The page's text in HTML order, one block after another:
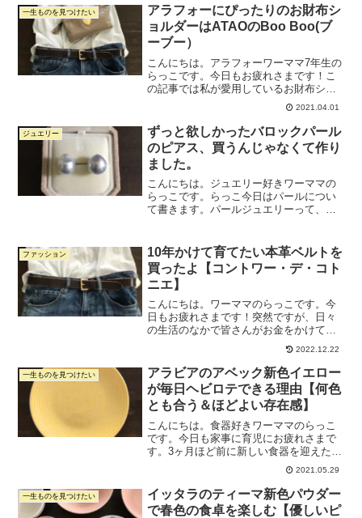
エリーを買おうかな～」と妄想するのが
毎日の楽しみです。それで...
一生ものを見つけたい
アラフォーにぴったりのお財布シ
ョルダーはATAOのBoo Boo(ブ
ーブー）
こんにちは。アラフォーワーママ7年生の
らっこです。今日もお疲れさまです！こ
の記事では私が愛用しているお財布ショ
ルダー、ATAOのBoo Boo（ブーブー）に
ついて書きます。↓こちらのお財布ショル
ダーです。子どもが小さい時期、特に抱
っこが必要...
2021.04.01
ジュエリー
ずっと欲しかったバロックパール
のピアス、買うんじゃなくて作り
ました。
こんにちは。ジュエリー好きワーママの
らっこです。らっこ今日はパールについ
て書きます。パールジュエリーって、可
がするし、貝殻の中でできるという神秘
的な生まれ方も素敵です。...
ファッション
10年かけて育てたい本革ベルトを
買ったよ【コントワー・デ・コト
ニエ】
こんにちは。ワーママのらっこです。今
日もお疲れさまです！突然ですが、日々
の生活のなかで皆さんがお金をかけてい
るポイントってどこですか？私は、まず
子どもの教育。続いて自分たちの読書で
す。知識や経験への投資は大切にしてい
ます。で、いわゆるファッ...
2022.12.22
一生ものを見つけたい
アラビアのアベック新色イエロー
が毎日ヘビロテできる理由【何色
とも合う＆ほどよい存在感】
こんにちは。食器好きワーママのらっこ
です。今日も家事に育児にお疲れさまで
す。3ヶ月ほど前に新しい食器を迎えたの
ですが、それがめちゃめちゃ可愛くて使
いやすいので、今日はその食器のご紹介
です。こちら。アラビアのアベックの新
色イエローです。（現物...
2021.05.29
一生ものを見つけたい
イッタラのティーマ新色パウダー
で春色の食卓を楽しむ【優しいピ